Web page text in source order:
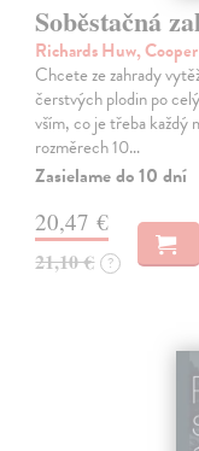
Soběstačná
Richards Huw,
Chcete ze zahrady
čerstvých plodin po
vším, co je třeba každý
rozměrech 10…
Zasielame do 10 dní
20,47 €
21,10 € ?